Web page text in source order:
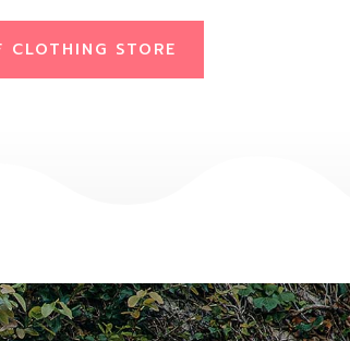
CLOTHING STORE